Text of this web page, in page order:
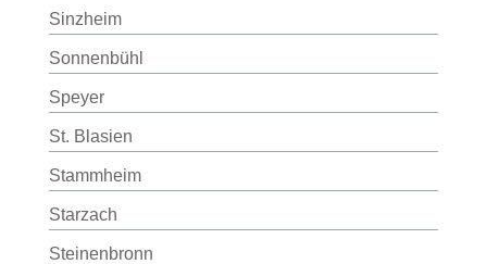
Sinzheim
Sonnenbühl
Speyer
St. Blasien
Stammheim
Starzach
Steinenbronn